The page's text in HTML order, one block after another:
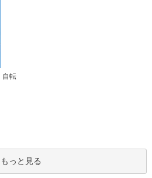
自転
もっと見る